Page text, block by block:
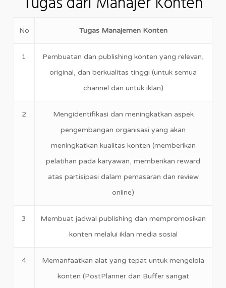
No Tugas Manajemen Konten
1
Pembuatan dan publishing konten yang relevan,
original, dan berkualitas tinggi (untuk semua
channel dan untuk iklan)
2
Mengidentifikasi dan meningkatkan aspek
pengembangan organisasi yang akan
meningkatkan kualitas konten (memberikan
pelatihan pada karyawan, memberikan reward
atas partisipasi dalam pemasaran dan review
online)
3
Membuat jadwal publishing dan mempromosikan
konten melalui iklan media sosial
4
Memanfaatkan alat yang tepat untuk mengelola
konten (PostPlanner dan Buffer sangat